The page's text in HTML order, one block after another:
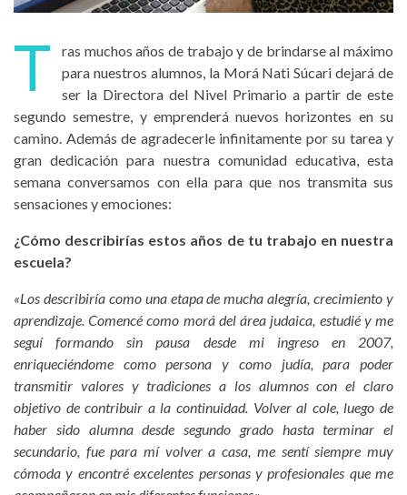
T
ras muchos años de trabajo y de brindarse al máximo
para nuestros alumnos, la Morá Nati Súcari dejará de
ser la Directora del Nivel Primario a partir de este
segundo semestre, y emprenderá nuevos horizontes en su
camino. Además de agradecerle infinitamente por su tarea y
gran dedicación para nuestra comunidad educativa, esta
semana conversamos con ella para que nos transmita sus
sensaciones y emociones:
¿Cómo describirías estos años de tu trabajo en nuestra
escuela?
«Los describiría como una etapa de mucha alegría, crecimiento y
aprendizaje. Comencé como morá del área judaica, estudié y me
seguí formando sin pausa desde mi ingreso en 2007,
enriqueciéndome como persona y como judía, para poder
transmitir valores y tradiciones a los alumnos con el claro
objetivo de contribuir a la continuidad. Volver al cole, luego de
haber sido alumna desde segundo grado hasta terminar el
secundario, fue para mí volver a casa, me sentí siempre muy
cómoda y encontré excelentes personas y profesionales que me